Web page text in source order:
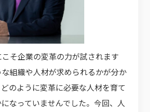
そ企業の変革の力が試されます
組織や人材が求められるかが分か
のように変革に必要な人材を育て
なっていませんでした。今回、人